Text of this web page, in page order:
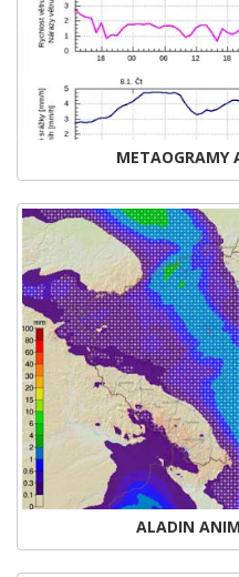
METAOGRAMY
ALADIN